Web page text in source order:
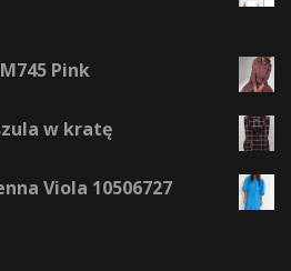
Pink
w kratę
Viola 10506727